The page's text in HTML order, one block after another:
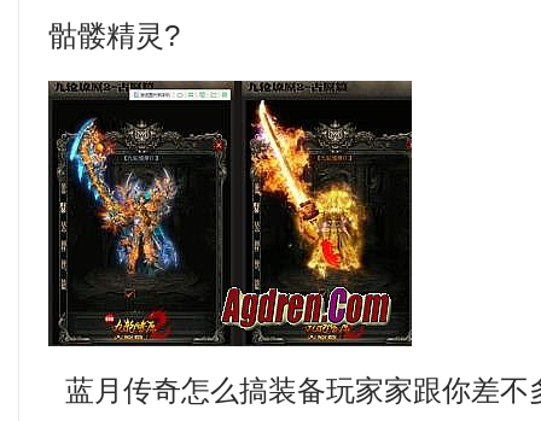
骷髅精灵?
蓝月传奇怎么搞装备玩家家跟你差不